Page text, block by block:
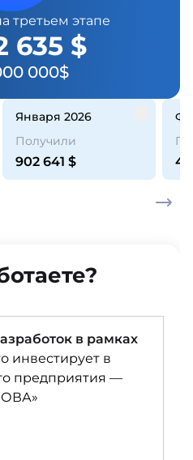
третьем этапе
635 $
000$
января 2026
Получили
902 641 $
в рамках
инвестирует в
предприятия —